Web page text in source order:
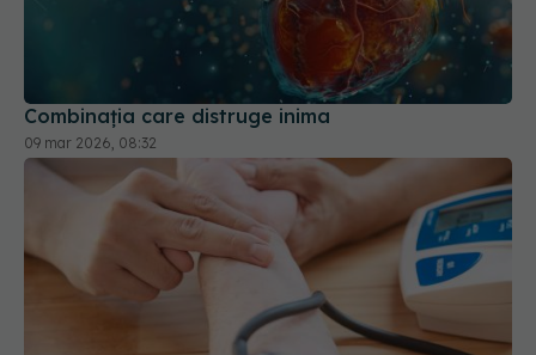
Combinația care distruge inima
09 mar 2026, 08:32